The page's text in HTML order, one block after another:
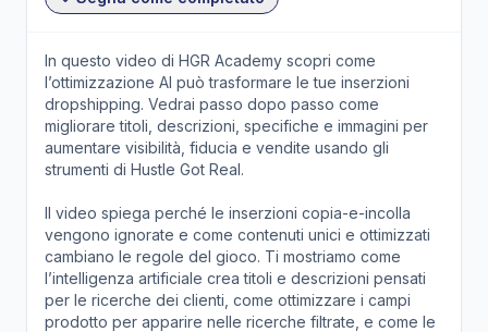
In questo video di HGR Academy scopri come
l’ottimizzazione AI può trasformare le tue inserzioni
dropshipping. Vedrai passo dopo passo come
migliorare titoli, descrizioni, specifiche e immagini per
aumentare visibilità, fiducia e vendite usando gli
strumenti di Hustle Got Real.
Il video spiega perché le inserzioni copia-e-incolla
vengono ignorate e come contenuti unici e ottimizzati
cambiano le regole del gioco. Ti mostriamo come
l’intelligenza artificiale crea titoli e descrizioni pensati
per le ricerche dei clienti, come ottimizzare i campi
prodotto per apparire nelle ricerche filtrate, e come le